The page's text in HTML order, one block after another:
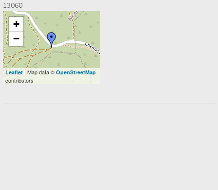
13060
+
−
Leaflet| Map data ©OpenStreetMap
contributors